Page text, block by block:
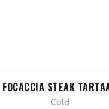
AAN
FOCACCIA STEAK
Cold